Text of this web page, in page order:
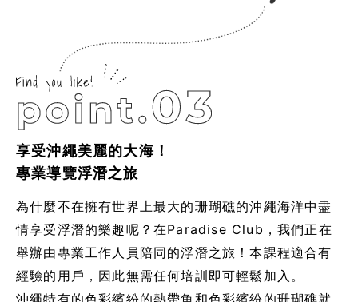
享受沖繩美麗的大海！
專業導覽浮潛之旅
為什麼不在擁有世界上最大的珊瑚礁的沖繩海洋中盡
情享受浮潛的樂趣呢？在Paradise Club，我們正在
舉辦由專業工作人員陪同的浮潛之旅！本課程適合有
經驗的用戶，因此無需任何培訓即可輕鬆加入。
沖繩特有的色彩繽紛的熱帶魚和色彩繽紛的珊瑚礁就